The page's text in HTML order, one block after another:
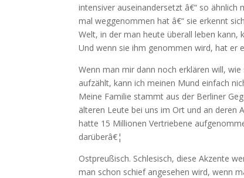
intensiver auseinandersetzt â€“ so
mal weggenommen hat â€“ sie erkennt
Welt, in der man heute überall leben kann,
Und wenn sie ihm genommen wird, hat er
Wenn man mir dann noch erklären will,
aufzählt, kann ich meinen Mund einfach
Meine Familie stammt aus der Berliner
älteren Leute bei uns im Ort und an deren
hatte 15 Millionen Vertriebene
darüberâ€¦
Ostpreußisch. Schlesisch, diese Akzente
man schon schief angesehen wird, wenn